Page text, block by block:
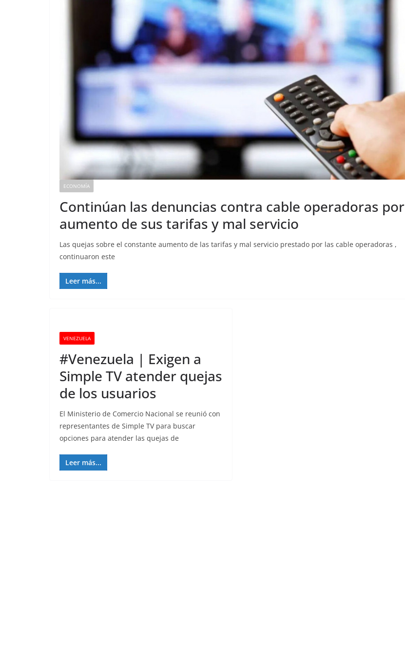
ECONOMÍA
Continúan las denuncias contra cable operadoras por
aumento de sus tarifas y mal servicio
Las quejas sobre el constante aumento de las tarifas y mal servicio prestado por las cable operadoras ,
continuaron este
Leer más...
VENEZUELA
#Venezuela | Exigen a
Simple TV atender quejas
de los usuarios
El Ministerio de Comercio Nacional se reunió con
representantes de Simple TV para buscar
opciones para atender las quejas de
Leer más...